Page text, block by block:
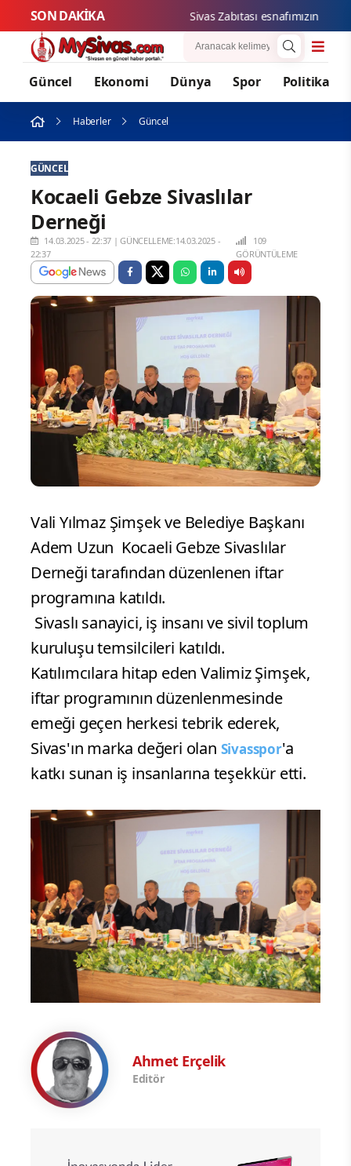
SON DAKİKA Sivas Zabıtası esnafımızın
Güncel Ekonomi Dünya Spor Politika
Haberler Güncel
GÜNCEL
Kocaeli Gebze Sivaslılar
Derneği
14.03.2025 - 22:37 |GÜNCELLEME:14.03.2025 -
22:37
109
GÖRÜNTÜLEME
Vali Yılmaz Şimşek ve Belediye Başkanı
Adem Uzun Kocaeli Gebze Sivaslılar
Derneği tarafından düzenlenen iftar
programına katıldı.
Sivaslı sanayici, iş insanı ve sivil toplum
kuruluşu temsilcileri katıldı.
Katılımcılara hitap eden Valimiz Şimşek,
iftar programının düzenlenmesinde
emeği geçen herkesi tebrik ederek,
Sivas'ın marka değeri olan Sivasspor'a
katkı sunan iş insanlarına teşekkür etti.
Ahmet Erçelik
Editör